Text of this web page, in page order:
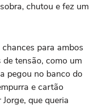
chutou e fez um
para ambos
tensão, como um
pegou no banco do
e cartão
que queria